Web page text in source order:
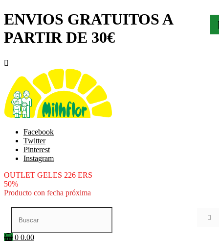
ENVIOS GRATUITOS A
PARTIR DE 30€

Facebook
Twitter
Pinterest
Instagram
OUTLET GELES 226 ERS
50%
Producto con fecha próxima

0 0.00